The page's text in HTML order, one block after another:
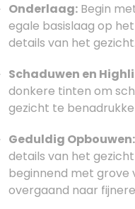
Onderlaag: Begin
egale basislaag op
details van het gezicht.
Schaduwen en
donkere tinten om
gezicht te
Geduldig Opbouwen:
details van het
beginnend met grove
overgaand naar